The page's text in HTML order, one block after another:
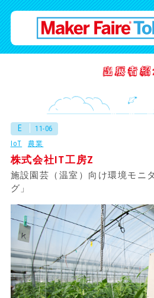
E
11-06
IoT
農業
株式会社IT工房Z
施設園芸（温室）向け環境モニ
グ」